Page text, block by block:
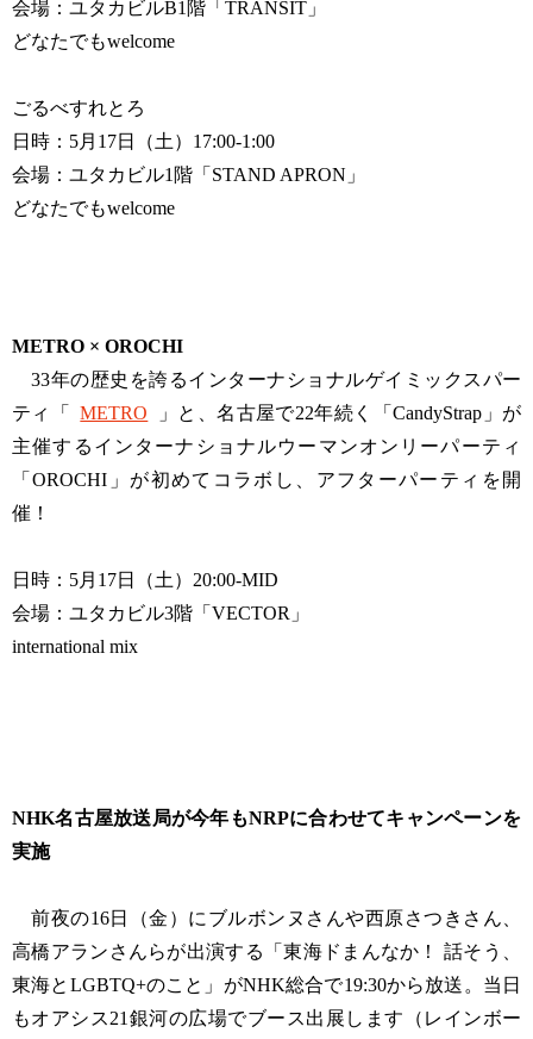
会場：ユタカビルB1階「TRANSIT」
どなたでもwelcome
ごるべすれとろ
日時：5月17日（土）17:00-1:00
会場：ユタカビル1階「STAND APRON」
どなたでもwelcome
METRO × OROCHI
33年の歴史を誇るインターナショナルゲイミックスパー
ティ「
METRO
」と、名古屋で22年続く「CandyStrap」が
主催するインターナショナルウーマンオンリーパーティ
「OROCHI」が初めてコラボし、アフターパーティを開
催！
日時：5月17日（土）20:00-MID
会場：ユタカビル3階「VECTOR」
international mix
NHK名古屋放送局が今年もNRPに合わせてキャンペーンを
実施
前夜の16日（金）にブルボンヌさんや西原さつきさん、
高橋アランさんらが出演する「東海ドまんなか！ 話そう、
東海とLGBTQ+のこと」がNHK総合で19:30から放送。当日
もオアシス21銀河の広場でブース出展します（レインボー